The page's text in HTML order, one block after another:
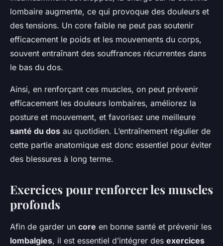
lombaire augmente, ce qui provoque des douleurs et
des tensions. Un core faible ne peut pas soutenir
efficacement le poids et les mouvements du corps,
souvent entraînant des souffrances récurrentes dans
le bas du dos.
Ainsi, en renforçant ces muscles, on peut prévenir
efficacement les douleurs lombaires, améliorez la
posture et mouvement, et favorisez une meilleure
santé du dos au quotidien. L’entraînement régulier de
cette partie anatomique est donc essentiel pour éviter
des blessures à long terme.
Exercices pour renforcer les muscles
profonds
Afin de garder un core en bonne santé et prévenir les
lombalgies, il est essentiel d’intégrer des exercices